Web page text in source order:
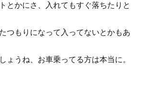
とかにさ、入れてもすぐ落ちたりと
つもりになって入ってないとかもあ
ょうね、お車乗ってる方は本当に。